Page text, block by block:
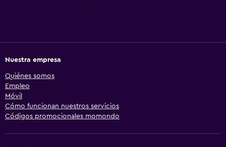
Nuestra empresa
Quiénes somos
Empleo
Móvil
Cómo funcionan nuestros servicios
Códigos promocionales momondo